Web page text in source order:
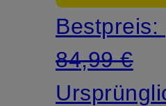
Bestpreis:
84,99 €